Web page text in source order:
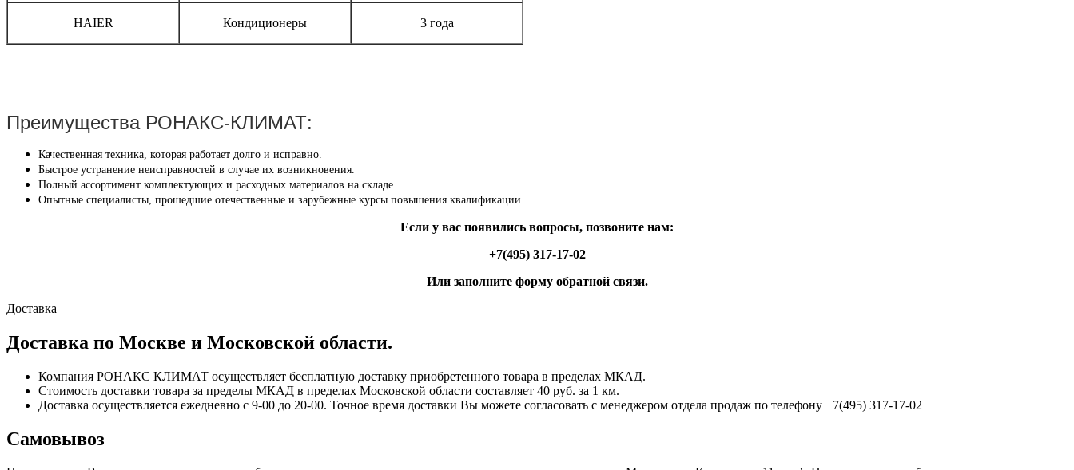
HAIER Кондиционеры 3 года
Преимущества РОНАКС-КЛИМАТ:
Качественная техника, которая работает долго и исправно.
Быстрое устранение неисправностей в случае их возникновения.
Полный ассортимент комплектующих и расходных материалов на складе.
Опытные специалисты, прошедшие отечественные и зарубежные курсы повышения квалификации.
Если у вас появились вопросы, позвоните нам:
+7(495) 317-17-02
Или заполните форму обратной связи.
Доставка
Доставка по Москве и Московской области.
Компания РОНАКС КЛИМАТ осуществляет бесплатную доставку приобретенного товара в пределах МКАД.
Стоимость доставки товара за пределы МКАД в пределах Московской области составляет 40 руб. за 1 км.
Доставка осуществляется ежедневно с 9-00 до 20-00. Точное время доставки Вы можете согласовать с менеджером отдела продаж по телефону +7(495) 317-17-02
Самовывоз